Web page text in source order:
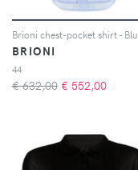
Brioni chest-pocket shirt - Blu
BRIONI
44
€ 632,00 € 552,00